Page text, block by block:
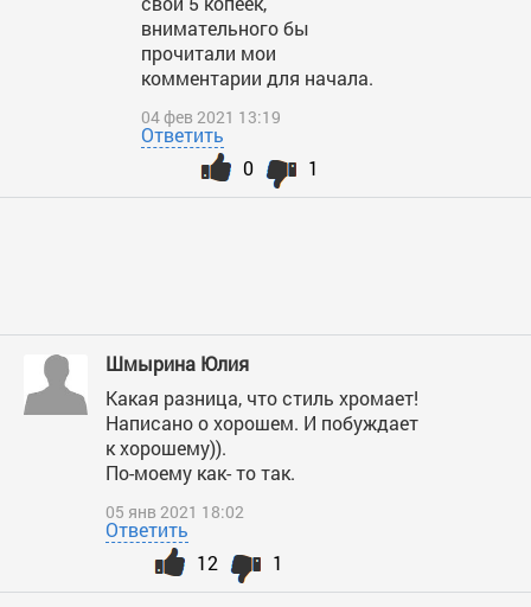
внимательного бы
прочитали мои
комментарии для начала.
04 фев 2021 13:19
Ответить
1
0
Шмырина Юлия
Какая разница, что стиль хромает!
Написано о хорошем. И побуждает
к хорошему)).
По-моему как- то так.
05 янв 2021 18:02
Ответить
1
12